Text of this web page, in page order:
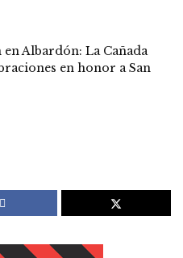
Albardón: La Cañada
en honor a San